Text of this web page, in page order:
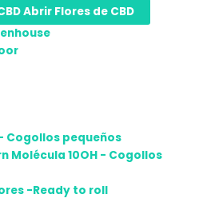
Abrir Flores de CBD
Cogollos pequeños
Molécula 10OH - Cogollos
-Ready to roll